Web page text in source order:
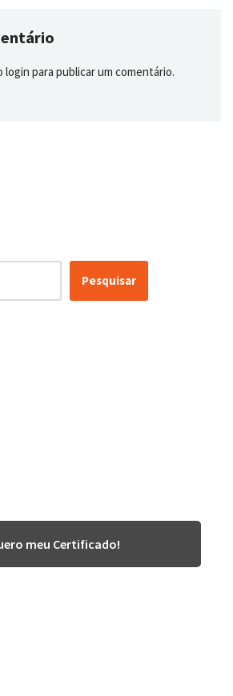
login para publicar um comentário.
Pesquisar
meu Certificado!